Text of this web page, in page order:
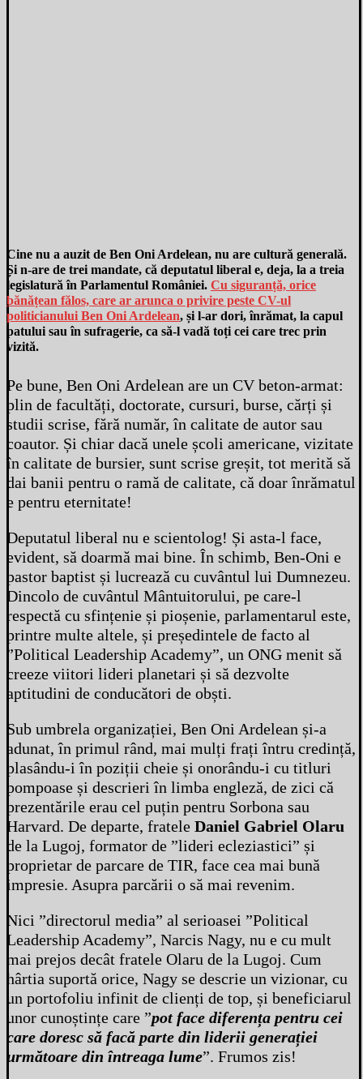
Cine nu a auzit de Ben Oni Ardelean, nu are cultură generală.
Și n-are de trei mandate, că deputatul liberal e, deja, la a treia
legislatură în Parlamentul României. Cu siguranță, orice
bănățean fălos, care ar arunca o privire peste CV-ul
politicianului Ben Oni Ardelean, și l-ar dori, înrămat, la capul
patului sau în sufragerie, ca să-l vadă toți cei care trec prin
vizită.
Pe bune, Ben Oni Ardelean are un CV beton-armat:
plin de facultăți, doctorate, cursuri, burse, cărți și
studii scrise, fără număr, în calitate de autor sau
coautor. Și chiar dacă unele școli americane, vizitate
în calitate de bursier, sunt scrise greșit, tot merită să
dai banii pentru o ramă de calitate, că doar înrămatul
e pentru eternitate!
Deputatul liberal nu e scientolog! Și asta-l face,
evident, să doarmă mai bine. În schimb, Ben-Oni e
pastor baptist și lucrează cu cuvântul lui Dumnezeu.
Dincolo de cuvântul Mântuitorului, pe care-l
respectă cu sfințenie și pioșenie, parlamentarul este,
printre multe altele, și președintele de facto al
”Political Leadership Academy”, un ONG menit să
creeze viitori lideri planetari și să dezvolte
aptitudini de conducători de obști.
Sub umbrela organizației, Ben Oni Ardelean și-a
adunat, în primul rând, mai mulți frați întru credință,
plasându-i în poziții cheie și onorându-i cu titluri
pompoase și descrieri în limba engleză, de zici că
prezentările erau cel puțin pentru Sorbona sau
Harvard. De departe, fratele Daniel Gabriel Olaru
de la Lugoj, formator de ”lideri ecleziastici” și
proprietar de parcare de TIR, face cea mai bună
impresie. Asupra parcării o să mai revenim.
Nici ”directorul media” al serioasei ”Political
Leadership Academy”, Narcis Nagy, nu e cu mult
mai prejos decât fratele Olaru de la Lugoj. Cum
hârtia suportă orice, Nagy se descrie un vizionar, cu
un portofoliu infinit de clienți de top, și beneficiarul
unor cunoștințe care ”pot face diferența pentru cei
care doresc să facă parte din liderii generației
următoare din întreaga lume”. Frumos zis!